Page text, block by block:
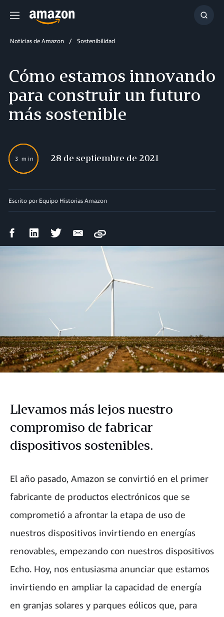
Menú
Noticias de Amazon Sostenibilidad
Cómo estamos innovando
para construir un futuro
más sostenible
3 min 28 de septiembre de 2021
Escrito por Equipo Historias Amazon
CompartirCompartirCompartirCompartir
correo
electrónico
Copy
Llevamos más lejos nuestro
compromiso de fabricar
dispositivos sostenibles.
El año pasado, Amazon se convirtió en el primer
fabricante de productos electrónicos que se
comprometió a afrontar la etapa de uso de
nuestros dispositivos invirtiendo en energías
renovables, empezando con nuestros dispositivos
Echo. Hoy, nos entusiasma anunciar que estamos
invirtiendo en ampliar la capacidad de energía
en granjas solares y parques eólicos que, para